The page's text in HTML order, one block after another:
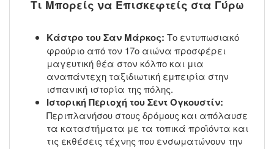
Τι Μπορείς να Επισκεφτείς στα Γύρω
Κάστρο του Σαν Μάρκος: Το εντυπωσιακό
φρούριο από τον 17ο αιώνα προσφέρει
μαγευτική θέα στον κόλπο και μια
αναπάντεχη ταξιδιωτική εμπειρία στην
ισπανική ιστορία της πόλης.
Ιστορική Περιοχή του Σεντ Ογκουστίν:
Περιπλανήσου στους δρόμους και απόλαυσε
τα καταστήματα με τα τοπικά προϊόντα και
τις εκθέσεις τέχνης που ενσωματώνουν την